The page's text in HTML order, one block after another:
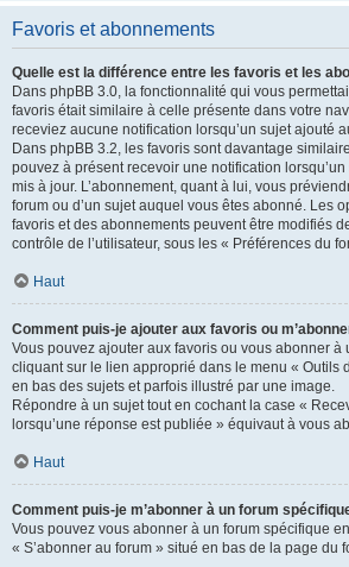
Favoris et abonnements
Quelle est la différence entre les favoris et les
Dans phpBB 3.0, la fonctionnalité qui vous
favoris était similaire à celle présente dans votre
receviez aucune notification lorsqu’un sujet ajouté
Dans phpBB 3.2, les favoris sont davantage
pouvez à présent recevoir une notification
mis à jour. L’abonnement, quant à lui, vous
forum ou d’un sujet auquel vous êtes abonné. Les
favoris et des abonnements peuvent être modifiés
contrôle de l’utilisateur, sous les « Préférences du
Haut
Comment puis-je ajouter aux favoris ou
Vous pouvez ajouter aux favoris ou vous abonner à
cliquant sur le lien approprié dans le menu « Outils
en bas des sujets et parfois illustré par une image.
Répondre à un sujet tout en cochant la case «
lorsqu’une réponse est publiée » équivaut à vous
Haut
Comment puis-je m’abonner à un forum
Vous pouvez vous abonner à un forum spécifique
« S’abonner au forum » situé en bas de la page du